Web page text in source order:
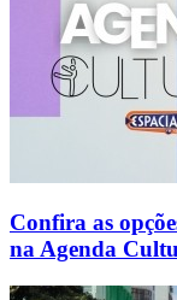
Confira as
na Agenda